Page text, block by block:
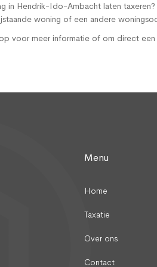
in Hendrik-Ido-Ambacht laten
woning of een andere
op voor meer informatie of om direct
Menu
Home
Taxatie
Over ons
Contact